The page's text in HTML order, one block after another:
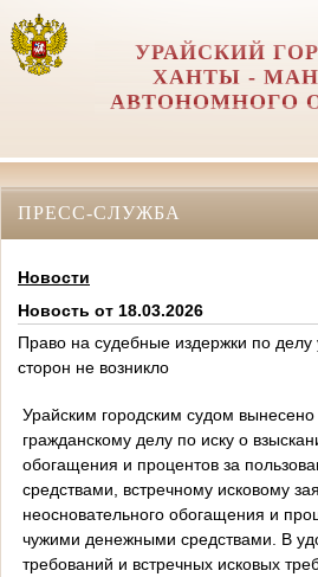
УРАЙСКИЙ
ХАНТЫ -
АВТОНОМНОГО
ПРЕСС-СЛУЖБА
Новости
Новость от 18.03.2026
Право на судебные издержки по делу
сторон не возникло
Урайским городским судом
гражданскому делу по иску о
обогащения и процентов за
средствами, встречному исковому
неосновательного обогащения и
чужими денежными средствами. В
требований и встречных исковых